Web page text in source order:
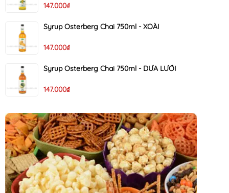
147.000₫
Syrup Osterberg Chai 750ml - XOÀI
147.000₫
Syrup Osterberg Chai 750ml - DƯA LƯỚI
147.000₫